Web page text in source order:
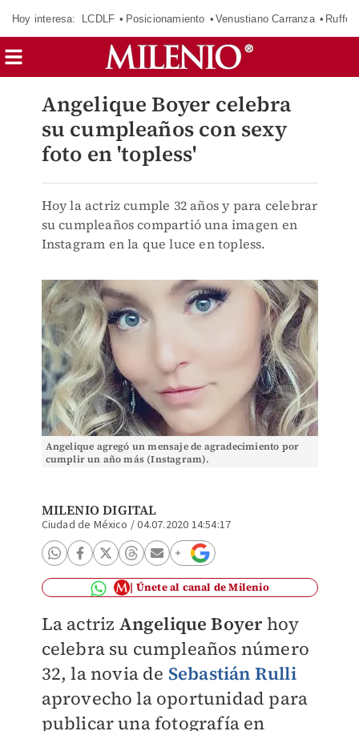
Hoy interesa: LCDLF Posicionamiento Venustiano Carranza Ruffo
Angelique Boyer celebra
su cumpleaños con sexy
foto en 'topless'
Hoy la actriz cumple 32 años y para celebrar
su cumpleaños compartió una imagen en
Instagram en la que luce en topless.
Angelique agregó un mensaje de agradecimiento por
cumplir un año más (Instagram).
MILENIO DIGITAL
Ciudad de México /04.07.2020 14:54:17
Únete al canal de Milenio
La actriz Angelique Boyerhoy
celebra su cumpleaños número
32, la novia de Sebastián Rulli
aprovecho la oportunidad para
publicar una fotografía en